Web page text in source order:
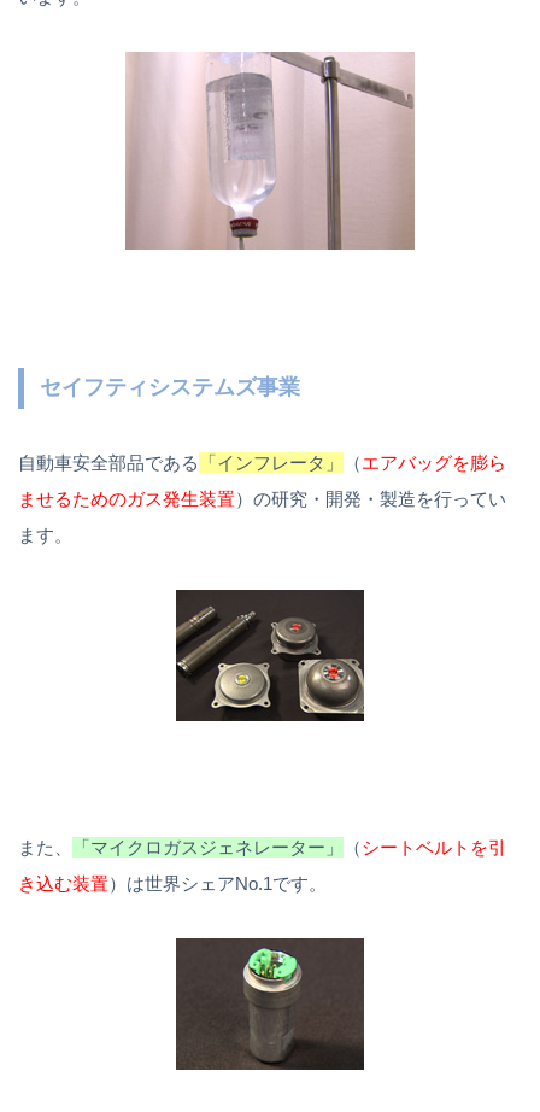
セイフティシステムズ事業
自動車安全部品である 「インフレータ」 （エアバッグを膨ら
ませるためのガス発生装置）の研究・開発・製造を行ってい
ます。
また、 「マイクロガスジェネレーター」 （シートベルトを引
き込む装置）は世界シェアNo.1です。